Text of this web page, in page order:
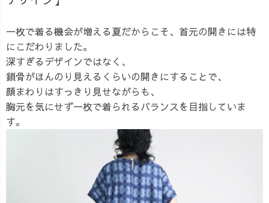
一枚で着る機会が増える夏だからこそ、首元の開きには特
にこだわりました。
深すぎるデザインではなく、
鎖骨がほんのり見えるくらいの開きにすることで、
顔まわりはすっきり見せながらも、
胸元を気にせず一枚で着られるバランスを目指していま
す。